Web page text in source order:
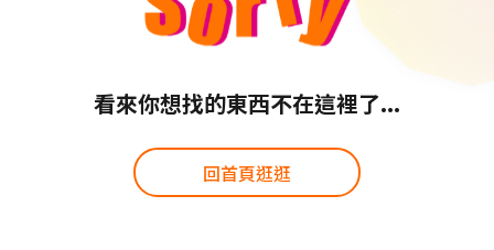
看來你想找的東西不在這裡了...
回首頁逛逛